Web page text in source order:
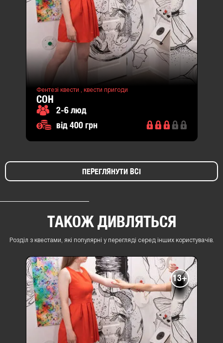
Фентезі квести , квести пригоди
СОН
2-6 люд
від 400 грн
ПЕРЕГЛЯНУТИ ВСІ
ТАКОЖ ДИВЛЯТЬСЯ
Розділ з квестами, які популярні у перегляді серед інших користувачів.
13+